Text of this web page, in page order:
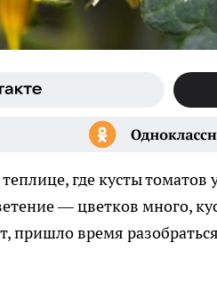
где кусты
— цветков много,
пришло время